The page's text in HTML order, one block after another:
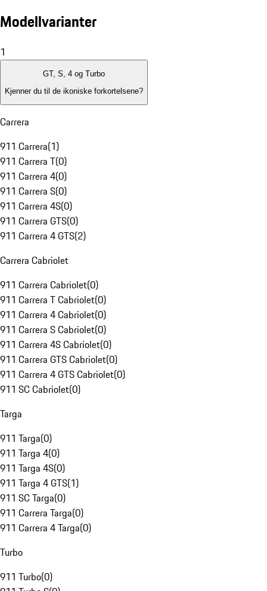
Modellvarianter
1
GT, S, 4 og Turbo
Kjenner du til de ikoniske forkortelsene?
Carrera
911 Carrera(1)
911 Carrera T(0)
911 Carrera 4(0)
911 Carrera S(0)
911 Carrera 4S(0)
911 Carrera GTS(0)
911 Carrera 4 GTS(2)
Carrera Cabriolet
911 Carrera Cabriolet(0)
911 Carrera T Cabriolet(0)
911 Carrera 4 Cabriolet(0)
911 Carrera S Cabriolet(0)
911 Carrera 4S Cabriolet(0)
911 Carrera GTS Cabriolet(0)
911 Carrera 4 GTS Cabriolet(0)
911 SC Cabriolet(0)
Targa
911 Targa(0)
911 Targa 4(0)
911 Targa 4S(0)
911 Targa 4 GTS(1)
911 SC Targa(0)
911 Carrera Targa(0)
911 Carrera 4 Targa(0)
Turbo
911 Turbo(0)